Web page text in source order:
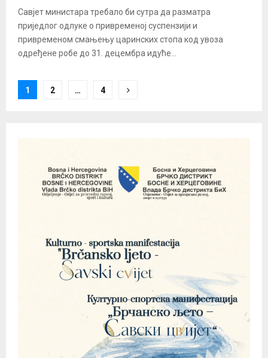
Савјет министара требало би сутра да разматра
приједлог одлуке о привременој суспензији и
привременом смањењу царинских стопа код увоза
одређене робе до 31. децембра идуће...
Posts
1 2 … 4